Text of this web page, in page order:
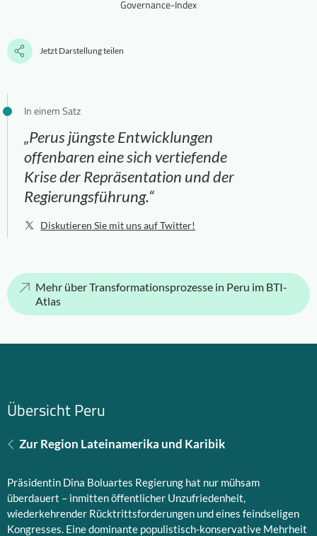
Governance-Index
Jetzt Darstellung teilen
In einem Satz
„Perus jüngste Entwicklungen
offenbaren eine sich vertiefende
Krise der Repräsentation und der
Regierungsführung.“
Diskutieren Sie mit uns auf Twitter!
Mehr über Transformationsprozesse in Peru im BTI-
Atlas
Übersicht Peru
Zur Region Lateinamerika und Karibik
Präsidentin Dina Boluartes Regierung hat nur mühsam
überdauert – inmitten öffentlicher Unzufriedenheit,
wiederkehrender Rücktrittsforderungen und eines feindseligen
Kongresses. Eine dominante populistisch-konservative Mehrheit